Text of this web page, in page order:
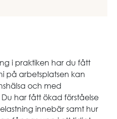
i praktiken har du fått
på arbetsplatsen kan
och med
har fått ökad förståelse
innebär samt hur